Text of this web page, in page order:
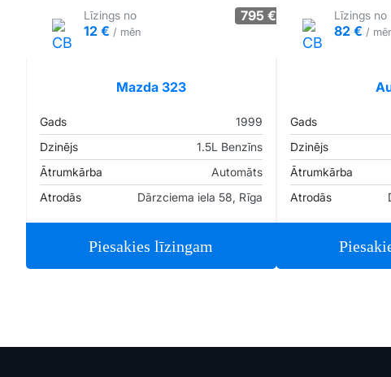
Līzings no
12 € / mēn
795 €
Mazda 323
Gads
1999
Dzinējs
1.5L Benzīns
Ātrumkārba
Automāts
Atrodās
Dārzciema iela 58, Rīga
Piesakies līzingam
Līzings no
82 € /
Gads
Dzinējs
Ātrumkārba
Atrodās